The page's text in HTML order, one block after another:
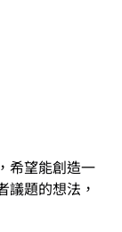
希望能創造一
議題的想法，